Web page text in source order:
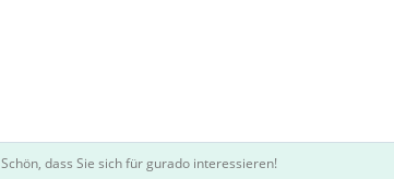
Schön, dass Sie sich für gurado interessieren!